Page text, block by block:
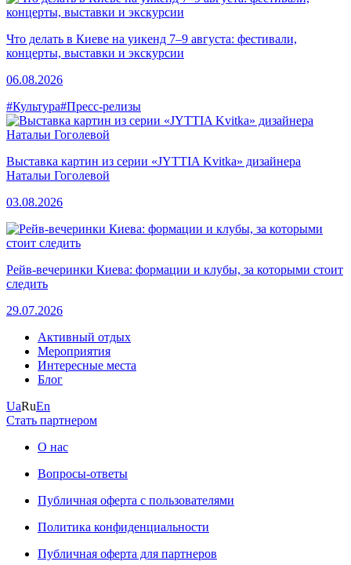
Что делать в Киеве на уикенд 7–9 августа: фестивали,
концерты, выставки и экскурсии
06.08.2026
#Культура#Пресс-релизы
Выставка картин из серии «JYTTIA Kvitka» дизайнера
Натальи Гоголевой
03.08.2026
Рейв-вечеринки Киева: формации и клубы, за которыми стоит
следить
29.07.2026
Активный отдых
Мероприятия
Интересные места
Блог
UaRuEn
Стать партнером
О нас
Вопросы-ответы
Публичная оферта с пользователями
Политика конфиденциальности
Публичная оферта для партнеров